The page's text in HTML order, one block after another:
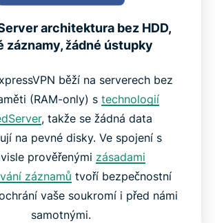
architektura bez HDD,
záznamy, žádné ústupky
běží na serverech bez
(RAM-only) s technologií
, takže se žádná data
na pevné disky. Ve spojení s
prověřenými zásadami
záznamů tvoří bezpečnostní
vaše soukromí i před námi
samotnými.